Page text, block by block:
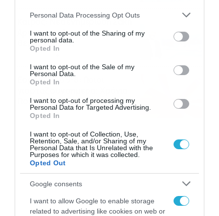
Please note that this website/app uses one or more Google
not limited to your visit or usage behaviour. You may click to
grant or deny consent to Google and its third-party tags to
use your data for below specified purposes in below Google
consent section.
Personal Data Processing Opt Outs
I want to opt-out of the Sharing of my
personal data.
Opted In
I want to opt-out of the Sale of my
Personal Data.
Opted In
I want to opt-out of processing my
Personal Data for Targeted Advertising.
Opted In
I want to opt-out of Collection, Use,
Retention, Sale, and/or Sharing of my
Personal Data that Is Unrelated with the
Purposes for which it was collected.
Opted Out
Google consents
I want to allow Google to enable storage
related to advertising like cookies on web or
Καιρός: Νέα ενημέρωση Σάκη
Αρναούτογλου για τις
θερμοκρασίες
Εορτολόγιο 9-8: Ποιοι
Πολλά
09/08/2026